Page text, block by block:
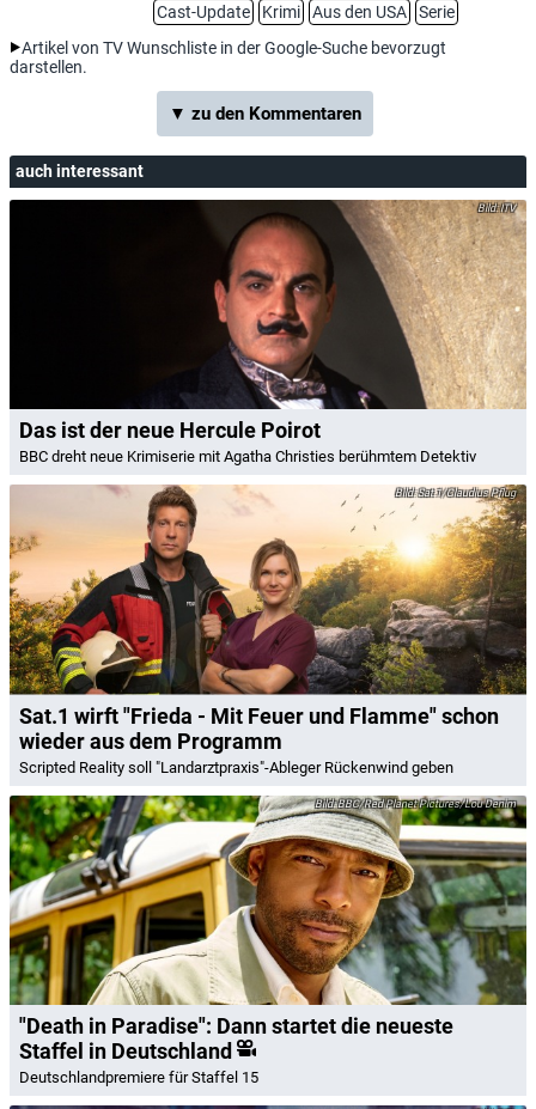
Cast-Update
Krimi Aus den USA
Serie
Artikel von TV Wunschliste in der Google-Suche bevorzugt
darstellen.
▼ zu den Kommentaren
auch interessant
ITV
Das ist der neue Hercule Poirot
BBC dreht neue Krimiserie mit Agatha Christies berühmtem Detektiv
Sat.1/Claudius Pflug
Sat.1 wirft "Frieda - Mit Feuer und Flamme" schon
wieder aus dem Programm
Scripted Reality soll "Landarztpraxis"-Ableger Rückenwind geben
BBC/Red Planet Pictures/Lou Denim
"Death in Paradise": Dann startet die neueste
Staffel in Deutschland
Deutschlandpremiere für Staffel 15